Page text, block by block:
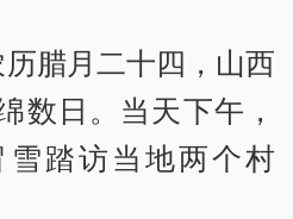
腊月二十四，山西
数日。当天下午，
踏访当地两个村